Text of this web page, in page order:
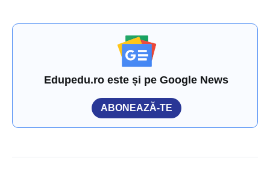
Edupedu.ro este și pe Google News
ABONEAZĂ-TE